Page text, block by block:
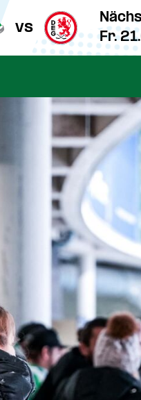
vs
Fr.